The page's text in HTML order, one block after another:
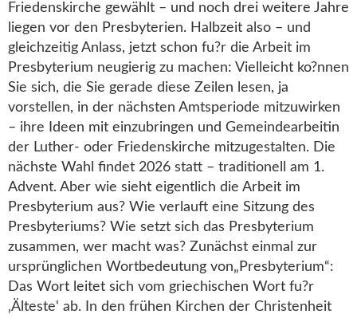
Friedenskirche gewählt – und noch drei weitere Jahre
liegen vor den Presbyterien. Halbzeit also – und
gleichzeitig Anlass, jetzt schon fu?r die Arbeit im
Presbyterium neugierig zu machen: Vielleicht ko?nnen
Sie sich, die Sie gerade diese Zeilen lesen, ja
vorstellen, in der nächsten Amtsperiode mitzuwirken
– ihre Ideen mit einzubringen und Gemeindearbeitin
der Luther- oder Friedenskirche mitzugestalten. Die
nächste Wahl findet 2026 statt – traditionell am 1.
Advent. Aber wie sieht eigentlich die Arbeit im
Presbyterium aus? Wie verlauft eine Sitzung des
Presbyteriums? Wie setzt sich das Presbyterium
zusammen, wer macht was? Zunächst einmal zur
ursprünglichen Wortbedeutung von„ Presbyterium“:
Das Wort leitet sich vom griechischen Wort fu?r
‚Älteste‘ ab. In den frühen Kirchen der Christenheit